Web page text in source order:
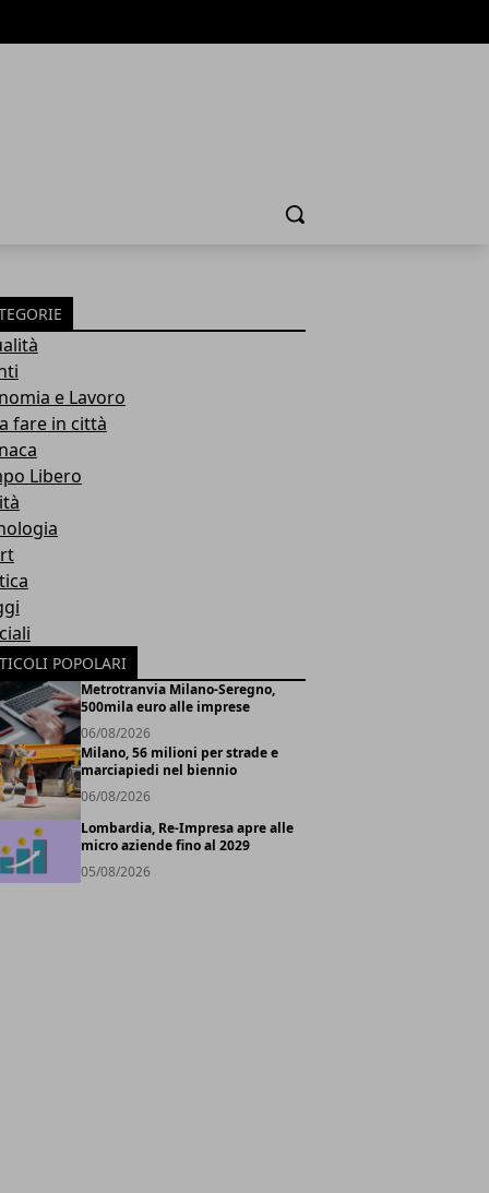
Cerca
e Lavoro
fare in città
Libero
POPOLARI
Metrotranvia Milano-Seregno,
500mila euro alle imprese
06/08/2026
Milano, 56 milioni per strade e
marciapiedi nel biennio
06/08/2026
Lombardia, Re-Impresa apre alle
micro aziende fino al 2029
05/08/2026